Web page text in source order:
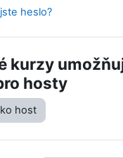
heslo?
kurzy
hosty
host